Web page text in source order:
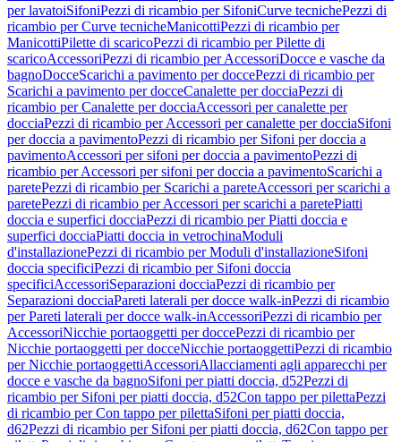
per lavatoiSifoniPezzi di ricambio per SifoniCurve tecnichePezzi di
ricambio per Curve tecnicheManicottiPezzi di ricambio per
ManicottiPilette di scaricoPezzi di ricambio per Pilette di
scaricoAccessoriPezzi di ricambio per AccessoriDocce e vasche da
bagnoDocceScarichi a pavimento per doccePezzi di ricambio per
Scarichi a pavimento per docceCanalette per docciaPezzi di
ricambio per Canalette per docciaAccessori per canalette per
docciaPezzi di ricambio per Accessori per canalette per docciaSifoni
per doccia a pavimentoPezzi di ricambio per Sifoni per doccia a
pavimentoAccessori per sifoni per doccia a pavimentoPezzi di
ricambio per Accessori per sifoni per doccia a pavimentoScarichi a
paretePezzi di ricambio per Scarichi a pareteAccessori per scarichi a
paretePezzi di ricambio per Accessori per scarichi a paretePiatti
doccia e superfici docciaPezzi di ricambio per Piatti doccia e
superfici docciaPiatti doccia in vetrochinaModuli
d'installazionePezzi di ricambio per Moduli d'installazioneSifoni
doccia specificiPezzi di ricambio per Sifoni doccia
specificiAccessoriSeparazioni docciaPezzi di ricambio per
Separazioni docciaPareti laterali per docce walk-inPezzi di ricambio
per Pareti laterali per docce walk-inAccessoriPezzi di ricambio per
AccessoriNicchie portaoggetti per doccePezzi di ricambio per
Nicchie portaoggetti per docceNicchie portaoggettiPezzi di ricambio
per Nicchie portaoggettiAccessoriAllacciamenti agli apparecchi per
docce e vasche da bagnoSifoni per piatti doccia, d52Pezzi di
ricambio per Sifoni per piatti doccia, d52Con tappo per pilettaPezzi
di ricambio per Con tappo per pilettaSifoni per piatti doccia,
d62Pezzi di ricambio per Sifoni per piatti doccia, d62Con tappo per